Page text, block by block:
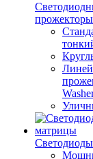
прожекторы